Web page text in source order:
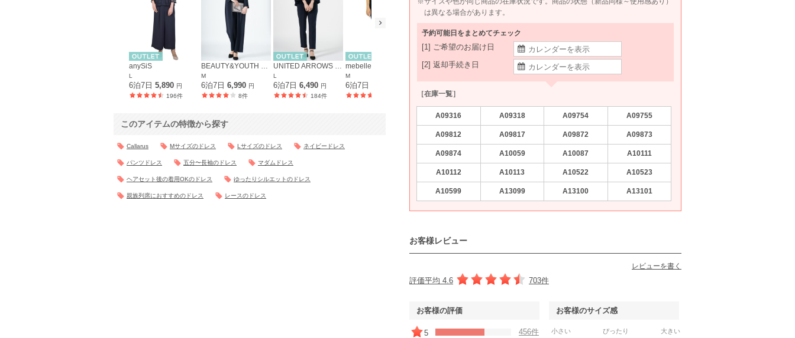
は異なる場合があります。
予約可能日をまとめてチェック
[1] ご希望のお届け日
[2] 返却手続き日
［在庫一覧］
A09316 A09318 A09754 A09755
A09812 A09817 A09872 A09873
A09874 A10059 A10087 A10111
A10112 A10113 A10522 A10523
A10599 A13099 A13100 A13101
お客様レビュー
レビューを書く
評価平均 4.6 703件
お客様の評価
5
456件
お客様のサイズ感
小さい ぴったり 大きい
anySiS
L
6泊7日 5,890 円
196件
BEAUTY&YOUTH UNITED ARROWS
M
6泊7日6,990 円
8件
UNITED ARROWS green label relaxing
L
6泊7日6,490 円
184件
mebelle muse
M
6泊7日
RIFANNE 東京ソワール
L
このアイテムの特徴から探す
Callarus Mサイズのドレス Lサイズのドレス ネイビードレス
パンツドレス 五分〜長袖のドレス マダムドレス
ヘアセット後の着用OKのドレス ゆったりシルエットのドレス
親族列席におすすめのドレス レースのドレス